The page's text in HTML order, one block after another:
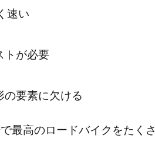
速い
トが必要
の要素に欠ける
最高のロードバイクをたく